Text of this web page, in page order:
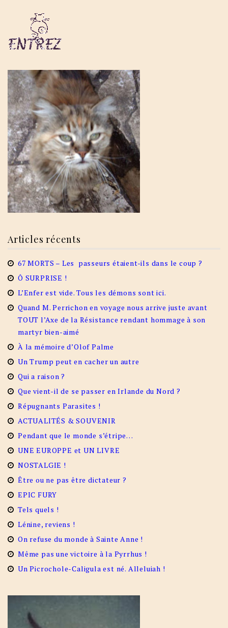
Articles récents
67 MORTS – Les passeurs étaient-ils dans le coup ?
Ô SURPRISE !
L’Enfer est vide. Tous les démons sont ici.
Quand M. Perrichon en voyage nous arrive juste avant
TOUT l’Axe de la Résistance rendant hommage à son
martyr bien-aimé
À la mémoire d’Olof Palme
Un Trump peut en cacher un autre
Qui a raison ?
Que vient-il de se passer en Irlande du Nord ?
Répugnants Parasites !
ACTUALITÉS & SOUVENIR
Pendant que le monde s’étripe…
UNE EUROPPE et UN LIVRE
NOSTALGIE !
Être ou ne pas être dictateur ?
EPIC FURY
Tels quels !
Lénine, reviens !
On refuse du monde à Sainte Anne !
Même pas une victoire à la Pyrrhus !
Un Picrochole-Caligula est né. Alleluiah !